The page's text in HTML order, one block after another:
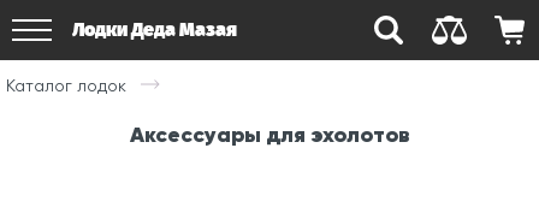
Лодки Деда Мазая
Каталог лодок
Аксессуары для эхолотов